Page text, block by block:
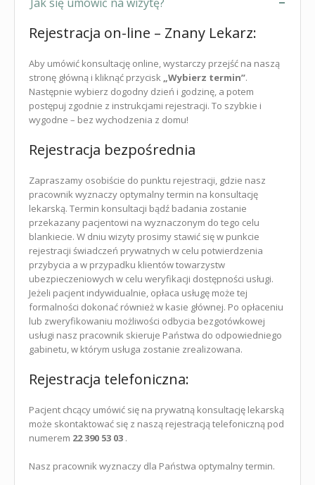
Rejestracja on-line – Znany Lekarz:
Aby umówić konsultację online, wystarczy przejść na naszą
stronę główną i kliknąć przycisk „Wybierz termin”.
Następnie wybierz dogodny dzień i godzinę, a potem
postępuj zgodnie z instrukcjami rejestracji. To szybkie i
wygodne – bez wychodzenia z domu!
Rejestracja bezpośrednia
Zapraszamy osobiście do punktu rejestracji, gdzie nasz
pracownik wyznaczy optymalny termin na konsultację
lekarską. Termin konsultacji bądź badania zostanie
przekazany pacjentowi na wyznaczonym do tego celu
blankiecie. W dniu wizyty prosimy stawić się w punkcie
rejestracji świadczeń prywatnych w celu potwierdzenia
przybycia a w przypadku klientów towarzystw
ubezpieczeniowych w celu weryfikacji dostępności usługi.
Jeżeli pacjent indywidualnie, opłaca usługę może tej
formalności dokonać również w kasie głównej. Po opłaceniu
lub zweryfikowaniu możliwości odbycia bezgotówkowej
usługi nasz pracownik skieruje Państwa do odpowiedniego
gabinetu, w którym usługa zostanie zrealizowana.
Rejestracja telefoniczna:
Pacjent chcący umówić się na prywatną konsultację lekarską
może skontaktować się z naszą rejestracją telefoniczną pod
numerem 22 390 53 03.
Nasz pracownik wyznaczy dla Państwa optymalny termin.